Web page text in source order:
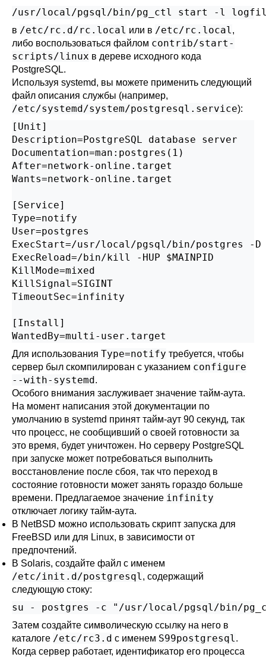
/usr/local/pgsql/bin/pg_ctl start -l
в /etc/rc.d/rc.local или в /etc/rc.local,
либо воспользоваться файлом contrib/start-
scripts/linux в дереве исходного кода
PostgreSQL.
Используя systemd, вы можете применить следующий
файл описания службы (например,
/etc/systemd/system/postgresql.service):
[Unit]
Description=PostgreSQL database server
Documentation=man:postgres(1)
After=network-online.target
Wants=network-online.target
[Service]
Type=notify
User=postgres
ExecStart=/usr/local/pgsql/bin/postgres -
ExecReload=/bin/kill -HUP $MAINPID
KillMode=mixed
KillSignal=SIGINT
TimeoutSec=infinity
[Install]
WantedBy=multi-user.target
Для использования Type=notify требуется, чтобы
сервер был скомпилирован с указанием configure
--with-systemd.
Особого внимания заслуживает значение тайм-аута.
На момент написания этой документации по
умолчанию в systemd принят тайм-аут 90 секунд, так
что процесс, не сообщивший о своей готовности за
это время, будет уничтожен. Но серверу PostgreSQL
при запуске может потребоваться выполнить
восстановление после сбоя, так что переход в
состояние готовности может занять гораздо больше
времени. Предлагаемое значение infinity
отключает логику тайм-аута.
В NetBSD можно использовать скрипт запуска для
FreeBSD или для Linux, в зависимости от
предпочтений.
В Solaris, создайте файл с именем
/etc/init.d/postgresql, содержащий
следующую стоку:
su - postgres -c "/usr/local/pgsql/bin/
Затем создайте символическую ссылку на него в
каталоге /etc/rc3.d с именем S99postgresql.
Когда сервер работает, идентификатор его процесса